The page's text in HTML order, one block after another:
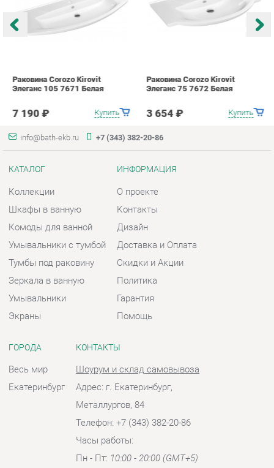
Купить
7 190 ₽ Купить
3 654 ₽
Коллекции
Шкафы в ванную
Умывальники с тумбой
Умывальники
Экраны
О проекте
Контакты
Доставка и Оплата
Гарантия
Помощь
ГОРОДА
Весь мир
Екатеринбург
КОНТАКТЫ
Шоурум и склад самовывоза
Адрес: г. Екатеринбург,
Металлургов, 84
Телефон: +7 (343) 382-20-86
Пн - Пт:10:00 - 20:00 (GMT+5)
Отправить сообщение
© 2009-2026 Ванная-Екатеринбург